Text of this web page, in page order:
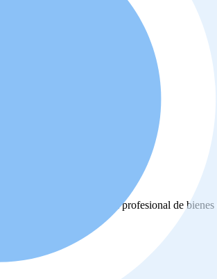
está de acuerdo que el profesional de